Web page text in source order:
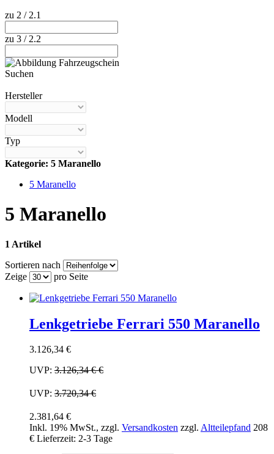
zu 2 / 2.1
zu 3 / 2.2
Suchen
Hersteller
Modell
Typ
Kategorie: 5 Maranello
5 Maranello
5 Maranello
1 Artikel
Sortieren nach
Zeige
pro Seite
Lenkgetriebe Ferrari 550 Maranello
3.126,34 €
UVP: 3.126,34 €€
UVP: 3.720,34 €
2.381,64 €
Inkl. 19% MwSt., zzgl. Versandkosten zzgl. Altteilepfand 208
€ Lieferzeit: 2-3 Tage